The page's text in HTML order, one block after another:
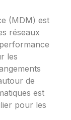
(MDM) est
réseaux
le­s
de
est
pour les